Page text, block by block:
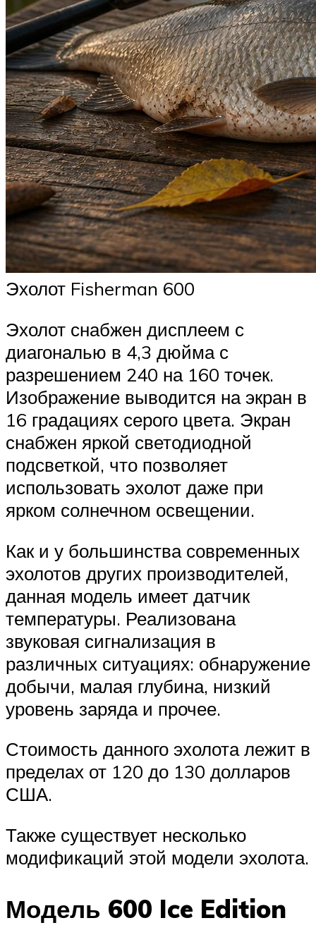
Эхолот Fisherman 600
Эхолот снабжен дисплеем с
диагональю в 4,3 дюйма с
разрешением 240 на 160 точек.
Изображение выводится на экран в
16 градациях серого цвета. Экран
снабжен яркой светодиодной
подсветкой, что позволяет
использовать эхолот даже при
ярком солнечном освещении.
Как и у большинства современных
эхолотов других производителей,
данная модель имеет датчик
температуры. Реализована
звуковая сигнализация в
различных ситуациях: обнаружение
добычи, малая глубина, низкий
уровень заряда и прочее.
Стоимость данного эхолота лежит в
пределах от 120 до 130 долларов
США.
Также существует несколько
модификаций этой модели эхолота.
Модель 600 Ice Edition